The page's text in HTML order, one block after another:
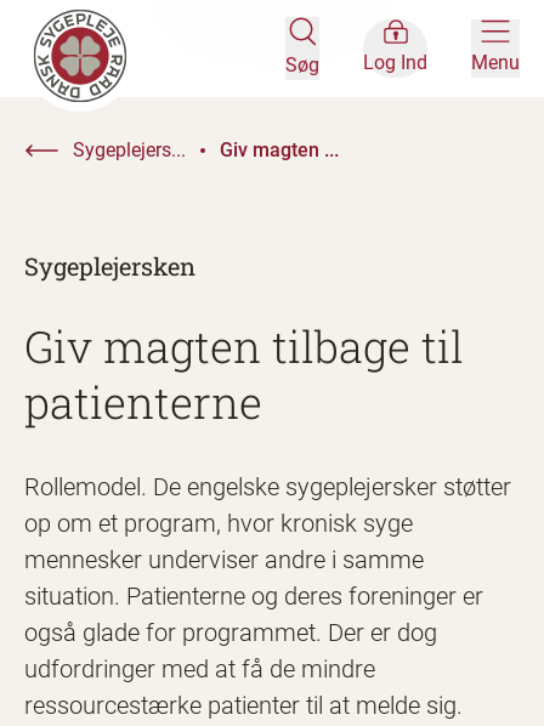
Søg Log Ind Menu
Sygeplejers... Giv magten ...
Sygeplejersken
Giv magten tilbage til
patienterne
Rollemodel. De engelske sygeplejersker støtter
op om et program, hvor kronisk syge
mennesker underviser andre i samme
situation. Patienterne og deres foreninger er
også glade for programmet. Der er dog
udfordringer med at få de mindre
ressourcestærke patienter til at melde sig.